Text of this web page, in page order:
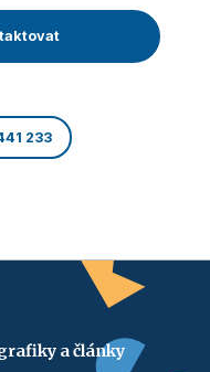
233
a články